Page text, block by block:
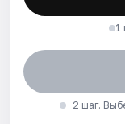
1
2 шаг.